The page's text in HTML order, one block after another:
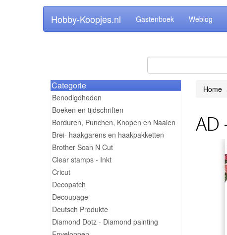
Hobby-Koopjes.nl Gastenboek Weblog
Categorie
Benodigdheden
Boeken en tijdschriften
Borduren, Punchen, Knopen en Naaien
Brei- haakgarens en haakpakketten
Brother Scan N Cut
Clear stamps - Inkt
Cricut
Decopatch
Decoupage
Deutsch Produkte
Diamond Dotz - Diamond painting
Home
AD